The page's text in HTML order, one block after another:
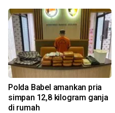
Polda Babel amankan pria
simpan 12,8 kilogram ganja
di rumah